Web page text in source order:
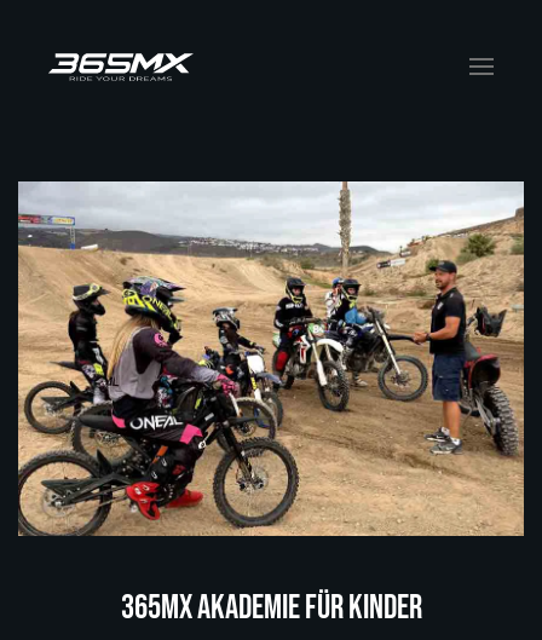
Zum Hauptinhalt springen
365MX Akademie für Kinder